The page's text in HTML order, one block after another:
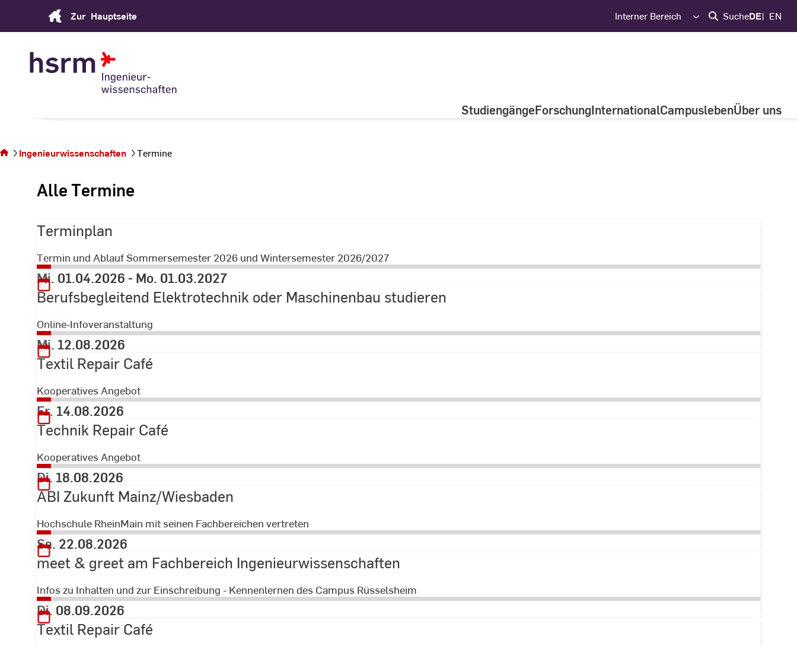
Zur Hauptseite Interner Bereich SucheDE EN
StudiengängeForschungInternationalCampuslebenÜber uns
sich auf
der
Ingenieurwissenschaften Termine
Alle Termine
Terminplan
Termin und Ablauf Sommersemester 2026 und Wintersemester 2026/2027
Mi. 01.04.2026 - Mo. 01.03.2027
Berufsbegleitend Elektrotechnik oder Maschinenbau studieren
Online-Infoveranstaltung
Mi. 12.08.2026
Textil Repair Café
Kooperatives Angebot
Fr. 14.08.2026
Technik Repair Café
Kooperatives Angebot
Di. 18.08.2026
ABI Zukunft Mainz/Wiesbaden
Hochschule RheinMain mit seinen Fachbereichen vertreten
Sa. 22.08.2026
meet & greet am Fachbereich Ingenieurwissenschaften
Infos zu Inhalten und zur Einschreibung - Kennenlernen des Campus Rüsselsheim
Di. 08.09.2026
Textil Repair Café